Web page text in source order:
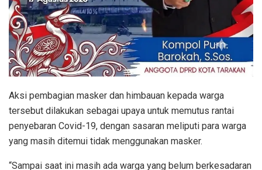
Aksi pembagian masker dan himbauan kepada warga
tersebut dilakukan sebagai upaya untuk memutus rantai
penyebaran Covid-19, dengan sasaran meliputi para warga
yang masih ditemui tidak menggunakan masker.
“Sampai saat ini masih ada warga yang belum berkesadaran